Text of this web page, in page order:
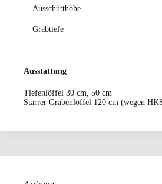
Ausschütthöhe
Grabtiefe
Ausstattung
Tiefenlöffel 30 cm, 50 cm
Starrer Grabenlöffel 120 cm (wegen